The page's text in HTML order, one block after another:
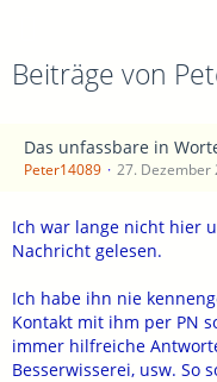
Beiträge von
Das unfassbare in
Peter14089 27. Dezember
Ich war lange nicht hier
Nachricht gelesen.
Ich habe ihn nie
Kontakt mit ihm per PN
immer hilfreiche
Besserwisserei, usw. So